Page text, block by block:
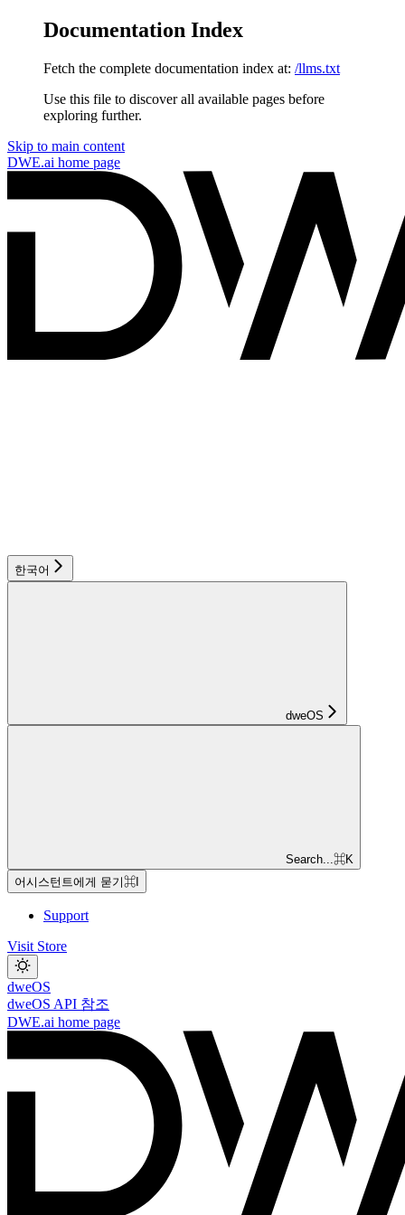
Documentation Index
Fetch the complete documentation index at: /llms.txt
Use this file to discover all available pages before
exploring further.
Skip to main content
DWE.ai home page
한국어
dweOS
Search...⌘K
어시스턴트에게 묻기⌘
Support
Visit Store
dweOS
dweOS API 참조
DWE.ai home page